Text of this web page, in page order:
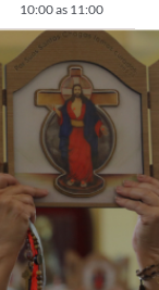
10:00 as 11:00